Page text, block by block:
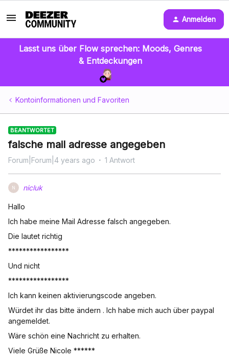
Anmelden
Lasst uns über Flow sprechen: Moods, Genres
& Entdeckungen
Kontoinformationen und Favoriten
BEANTWORTET
falsche mail adresse angegeben
Forum|Forum|4 years ago 1 Antwort
N nicluk
Hallo
Ich habe meine Mail Adresse falsch angegeben.
Die lautet richtig
*****************
Und nicht
*****************
Ich kann keinen aktivierungscode angeben.
Würdet ihr das bitte ändern . Ich habe mich auch über paypal
angemeldet.
Wäre schön eine Nachricht zu erhalten.
Viele Grüße Nicole ******